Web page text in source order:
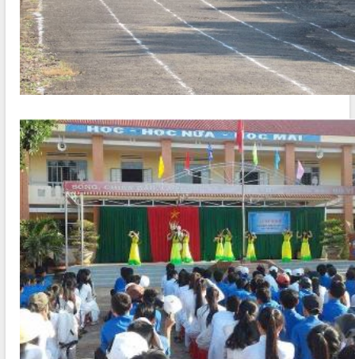
LIÊN KẾT WEB
THỐNG KÊ TRUY CẬP
Hôm nay: 33370
Tất cả: 66078693